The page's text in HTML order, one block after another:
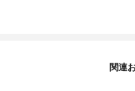
関連